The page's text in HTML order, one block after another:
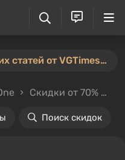
⚡️ Конкурс пользовательских статей от VGTimes продлён — участвуйте тут ⚡️
Скидки от 70%
Поиск скидок